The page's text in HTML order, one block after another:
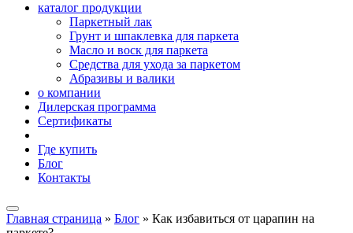
каталог продукции
Паркетный лак
Грунт и шпаклевка для паркета
Масло и воск для паркета
Средства для ухода за паркетом
Абразивы и валики
о компании
Дилерская программа
Сертификаты
Где купить
Блог
Контакты
Главная страница » Блог » Как избавиться от царапин на